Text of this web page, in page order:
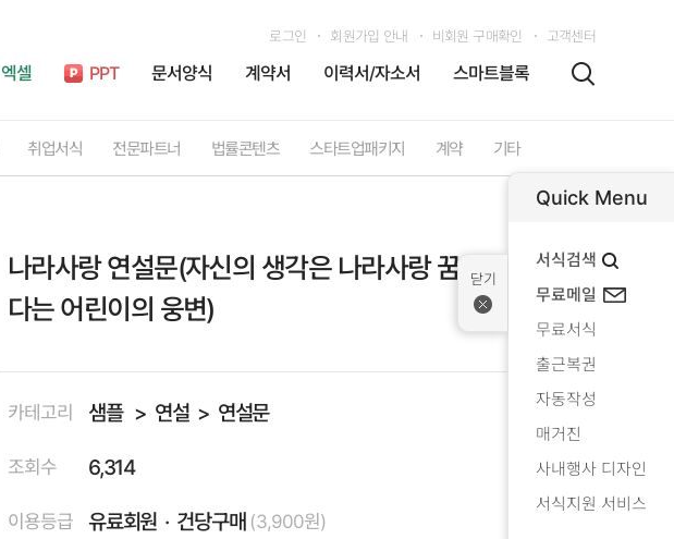
엑셀 PPT 문서양식 계약서 이력서/자소서 스마트블록
로그인 회원가입 안내 비회원 구매확인 고객센터
취업서식 전문파트너 법률콘텐츠 스타트업패키지 계약 기타
나라사랑 연설문(자신의 생각은 나라사랑 꿈처럼 커져간
다는 어린이의 웅변)
카테고리 샘플 연설 연설문
조회수 6,314
이용등급 유료회원 건당구매 (3,900원)
Quick Menu
서식검색
무료메일
무료서식
출근복권
자동작성
매거진
사내행사 디자인
서식지원 서비스